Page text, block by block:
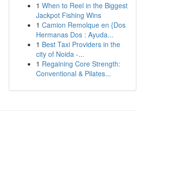
1 When to Reel in the Biggest
Jackpot Fishing Wins
1 Camion Remolque en {Dos
Hermanas Dos : Ayuda...
1 Best Taxi Providers in the
city of Noida -...
1 Regaining Core Strength:
Conventional & Pilates...